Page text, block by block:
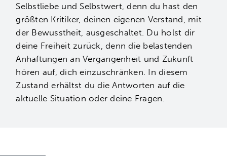
Selbstliebe und Selbstwert, denn du hast den
größten Kritiker, deinen eigenen Verstand, mit
der Bewusstheit, ausgeschaltet. Du holst dir
deine Freiheit zurück, denn die belastenden
Anhaftungen an Vergangenheit und Zukunft
hören auf, dich einzuschränken. In diesem
Zustand erhältst du die Antworten auf die
aktuelle Situation oder deine Fragen.